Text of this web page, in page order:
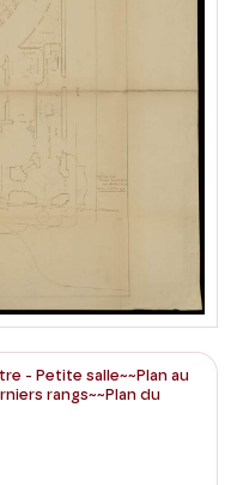
- Petite salle~~Plan au
rangs~~Plan du